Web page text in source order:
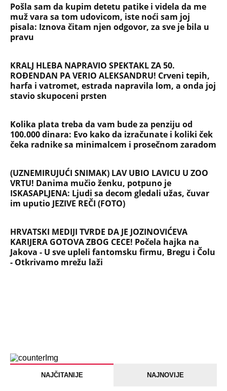
Pošla sam da kupim detetu patike i videla da me
muž vara sa tom udovicom, iste noći sam joj
pisala: Iznova čitam njen odgovor, za sve je bila u
pravu
KRALJ HLEBA NAPRAVIO SPEKTAKL ZA 50.
ROĐENDAN PA VERIO ALEKSANDRU! Crveni tepih,
harfa i vatromet, estrada napravila lom, a onda joj
stavio skupoceni prsten
Kolika plata treba da vam bude za penziju od
100.000 dinara: Evo kako da izračunate i koliki ček
čeka radnike sa minimalcem i prosečnom zaradom
(UZNEMIRUJUĆI SNIMAK) LAV UBIO LAVICU U ZOO
VRTU! Danima mučio ženku, potpuno je
ISKASAPLJENA: Ljudi sa decom gledali užas, čuvar
im uputio JEZIVE REČI (FOTO)
HRVATSKI MEDIJI TVRDE DA JE JOZINOVIĆEVA
KARIJERA GOTOVA ZBOG CECE! Počela hajka na
Jakova - U sve upleli fantomsku firmu, Bregu i Čolu
- Otkrivamo mrežu laži
NAJČITANIJE NAJNOVIJE